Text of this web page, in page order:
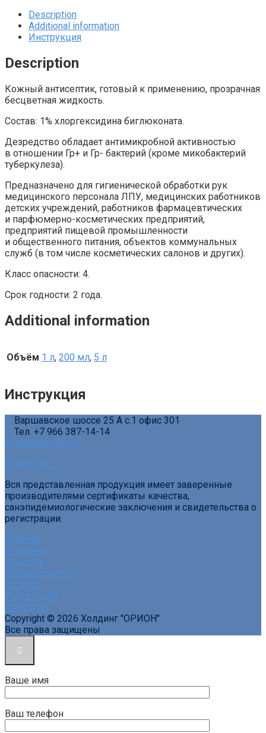
Description
Additional information
Инструкция
Description
Кожный антисептик, готовый к применению, прозрачная
бесцветная жидкость.
Состав: 1% хлоргексидина биглюконата.
Дезредство обладает антимикробной активностью
в отношении Гр+ и Гр- бактерий (кроме микобактерий
туберкулеза).
Предназначено для гигиенической обработки рук
медицинского персонала ЛПУ, медицинских работников
детских учреждений, работников фармацевтических
и парфюмерно-косметических предприятий,
предприятий пищевой промышленности
и общественного питания, объектов коммунальных
служб (в том числе косметических салонов и других).
Класс опасности: 4.
Срок годности: 2 года.
Additional information
Объём 1 л, 200 мл, 5 л
Инструкция
Варшавское шоссе 25 А с.1 офис 301
Тел. +7 966 387-14-14
info@orion-dez.ru
Прайс-лист
Вся представленная продукция имеет заверенные
производителями сертификаты качества,
санэпидемиологические заключения и свидетельства о
регистрации.
Главная
О фирме
Новости
Производители
Каталог
Инструкции
Контакты
Copyright © 2026 Холдинг "ОРИОН"
Все права защищены
Ваше имя
Ваш телефон